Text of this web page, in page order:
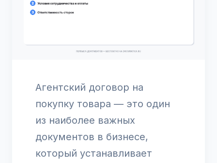
Агентский договор на
покупку товара — это один
из наиболее важных
документов в бизнесе,
который устанавливает